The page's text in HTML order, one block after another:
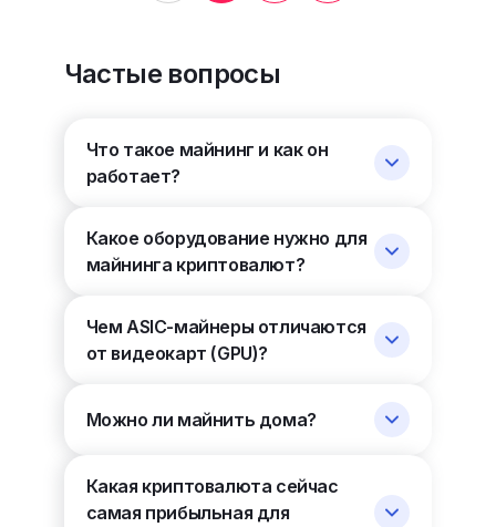
Частые вопросы
Что такое майнинг и как он
работает?
Какое оборудование нужно для
майнинга криптовалют?
Чем ASIC-майнеры отличаются
от видеокарт (GPU)?
Можно ли майнить дома?
Какая криптовалюта сейчас
самая прибыльная для